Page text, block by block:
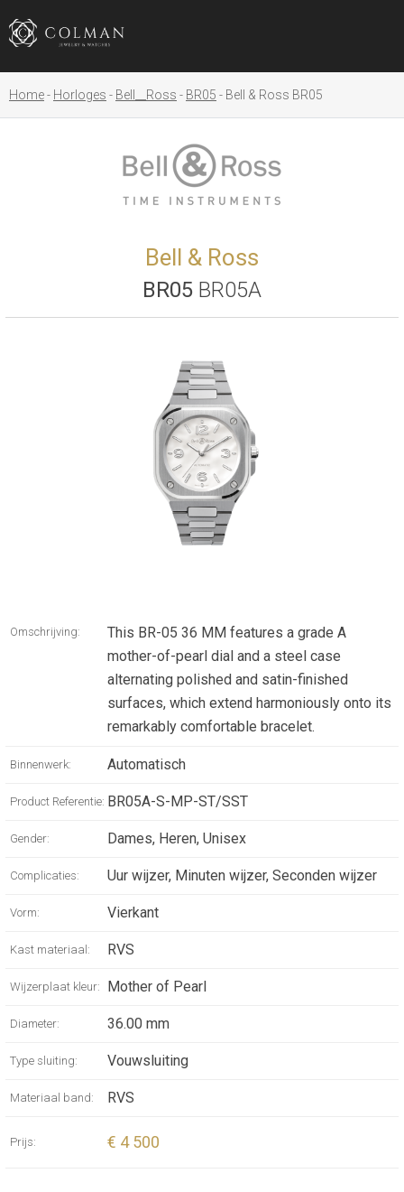
Home Horloges Bell__Ross BR05 Bell & Ross BR05
Bell & Ross
BR05 BR05A
Omschrijving:
This BR-05 36 MM features a grade A
mother-of-pearl dial and a steel case
alternating polished and satin-finished
surfaces, which extend harmoniously onto its
remarkably comfortable bracelet.
Binnenwerk: Automatisch
Product Referentie: BR05A-S-MP-ST/SST
Gender: Dames, Heren, Unisex
Complicaties: Uur wijzer, Minuten wijzer, Seconden wijzer
Vorm: Vierkant
Kast materiaal: RVS
Wijzerplaat kleur: Mother of Pearl
Diameter: 36.00 mm
Type sluiting: Vouwsluiting
Materiaal band: RVS
Prijs: € 4 500